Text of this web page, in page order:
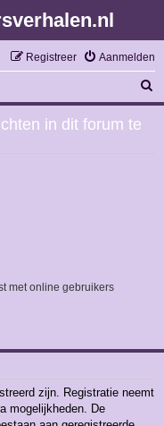
Aanmelden
Registreer
o
k
in dit forum te
met online gebruikers
zijn. Registratie neemt
mogelijkheden. De